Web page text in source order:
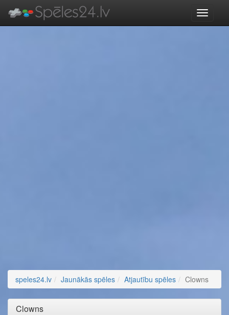
speles24.lv Jaunākās spēles Atjautību spēles Clowns
Clowns